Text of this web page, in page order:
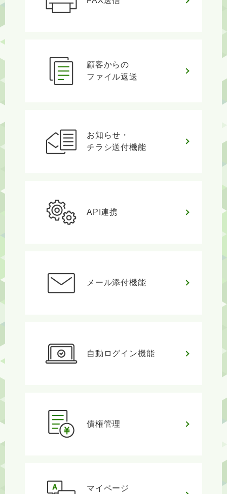
顧客からの
ファイル返送
お知らせ・
チラシ送付機能
API連携
メール添付機能
自動ログイン機能
債権管理
マイページ